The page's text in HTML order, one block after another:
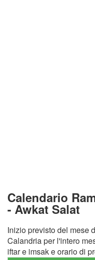
Calendario
- Awkat Salat
Inizio previsto del mese
Calandria per l'intero
iftar e imsak e orario di